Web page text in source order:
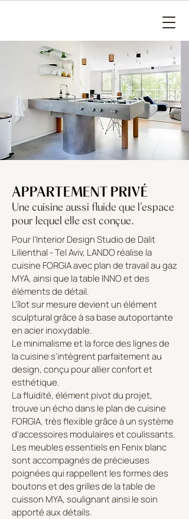
APPARTEMENT PRIVÉ
Une cuisine aussi fluide que l'espace
pour lequel elle est conçue.
Pour l'Interior Design Studio de Dalit
Lilienthal - Tel Aviv, LANDO réalise la
cuisine FORGIA avec plan de travail au gaz
MYA, ainsi que la table INNO et des
éléments de détail.
L'îlot sur mesure devient un élément
sculptural grâce à sa base autoportante
en acier inoxydable.
Le minimalisme et la force des lignes de
la cuisine s'intègrent parfaitement au
design, conçu pour allier confort et
esthétique.
La fluidité, élément pivot du projet,
trouve un écho dans le plan de cuisine
FORGIA, très flexible grâce à un système
d'accessoires modulaires et coulissants.
Les meubles essentiels en Fenix blanc
sont accompagnés de précieuses
poignées qui rappellent les formes des
boutons et des grilles de la table de
cuisson MYA, soulignant ainsi le soin
apporté aux détails.